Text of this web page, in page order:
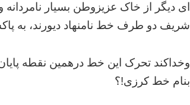
ای دیگر از خاک عزیزوطن بسیار
شریف دو طرف خط نامنهاد دیورند، به
وخداکند تحرک این خط درهمین نقطه
بنام خط کرزی!؟